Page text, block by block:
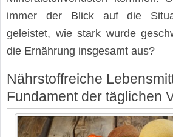
immer der Blick auf die
geleistet, wie stark wurde
die Ernährung insgesamt aus?
Nährstoffreiche
Fundament der täglichen